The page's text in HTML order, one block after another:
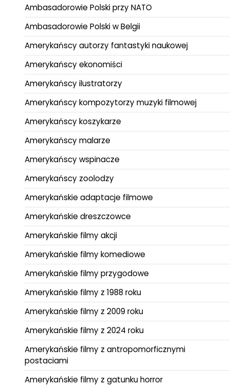
Ambasadorowie Polski przy NATO
Ambasadorowie Polski w Belgii
Amerykańscy autorzy fantastyki naukowej
Amerykańscy ekonomiści
Amerykańscy ilustratorzy
Amerykańscy kompozytorzy muzyki filmowej
Amerykańscy koszykarze
Amerykańscy malarze
Amerykańscy wspinacze
Amerykańscy zoolodzy
Amerykańskie adaptacje filmowe
Amerykańskie dreszczowce
Amerykańskie filmy akcji
Amerykańskie filmy komediowe
Amerykańskie filmy przygodowe
Amerykańskie filmy z 1988 roku
Amerykańskie filmy z 2009 roku
Amerykańskie filmy z 2024 roku
Amerykańskie filmy z antropomorficznymi
postaciami
Amerykańskie filmy z gatunku horror